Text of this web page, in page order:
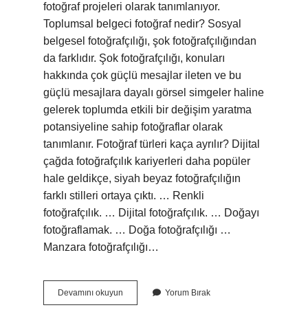
fotoğraf projeleri olarak tanımlanıyor.
Toplumsal belgeci fotoğraf nedir? Sosyal
belgesel fotoğrafçılığı, şok fotoğrafçılığından
da farklıdır. Şok fotoğrafçılığı, konuları
hakkında çok güçlü mesajlar ileten ve bu
güçlü mesajlara dayalı görsel simgeler haline
gelerek toplumda etkili bir değişim yaratma
potansiyeline sahip fotoğraflar olarak
tanımlanır. Fotoğraf türleri kaça ayrılır? Dijital
çağda fotoğrafçılık kariyerleri daha popüler
hale geldikçe, siyah beyaz fotoğrafçılığın
farklı stilleri ortaya çıktı. … Renkli
fotoğrafçılık. … Dijital fotoğrafçılık. … Doğayı
fotoğraflamak. … Doğa fotoğrafçılığı …
Manzara fotoğrafçılığı…
Devamını okuyun
Belgesel
Yorum Bırak